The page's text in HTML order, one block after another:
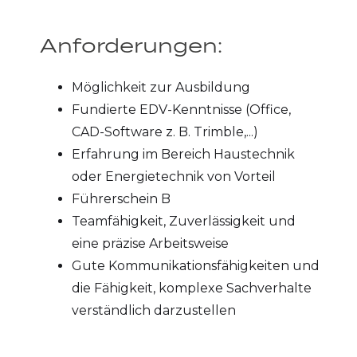
Anforderungen:
Möglichkeit zur Ausbildung
Fundierte EDV-Kenntnisse (Office,
CAD-Software z. B. Trimble,...)
Erfahrung im Bereich Haustechnik
oder Energietechnik von Vorteil
Führerschein B
Teamfähigkeit, Zuverlässigkeit und
eine präzise Arbeitsweise
Gute Kommunikationsfähigkeiten und
die Fähigkeit, komplexe Sachverhalte
verständlich darzustellen